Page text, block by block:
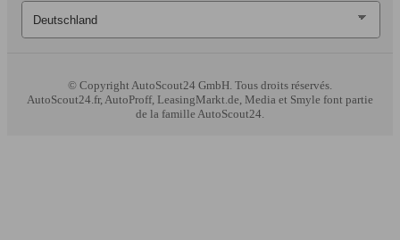
© CopyrightAutoScout24 GmbH. Tous droits réservés.
AutoScout24.fr, AutoProff, LeasingMarkt.de, Media et Smyle font partie
de la famille AutoScout24.